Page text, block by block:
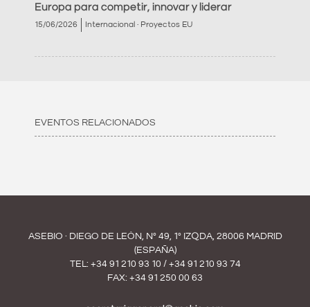
Europa para competir, innovar y liderar
15/06/2026 Internacional · Proyectos EU
EVENTOS RELACIONADOS
ASEBIO · DIEGO DE LEÓN, Nº 49, 1º IZQDA, 28006 MADRID
(ESPAÑA)
TEL: +34 91 210 93 10 / +34 91 210 93 74
FAX: +34 91 250 00 63